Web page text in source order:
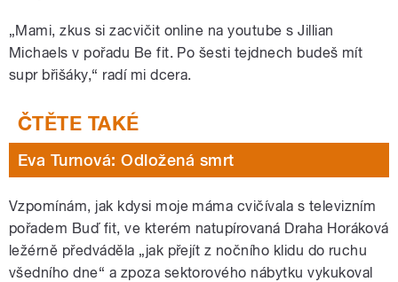
„Mami, zkus si zacvičit online na youtube s Jillian
Michaels v pořadu Be fit. Po šesti tejdnech budeš mít
supr břišáky,“ radí mi dcera.
Eva Turnová: Odložená smrt
Vzpomínám, jak kdysi moje máma cvičívala s televizním
pořadem Buď fit, ve kterém natupírovaná Draha Horáková
ležérně předváděla „jak přejít z nočního klidu do ruchu
všedního dne“ a zpoza sektorového nábytku vykukoval